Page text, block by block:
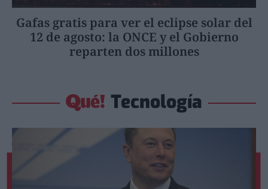
Gafas gratis para ver el eclipse solar del
12 de agosto: la ONCE y el Gobierno
reparten dos millones
Tecnología